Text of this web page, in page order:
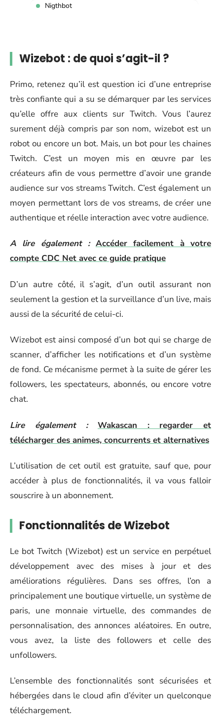
Nigthbot
Wizebot : de quoi s’agit-il ?
Primo, retenez qu’il est question ici d’une entreprise
très confiante qui a su se démarquer par les services
qu’elle offre aux clients sur Twitch. Vous l’aurez
surement déjà compris par son nom, wizebot est un
robot ou encore un bot. Mais, un bot pour les chaines
Twitch. C’est un moyen mis en œuvre par les
créateurs afin de vous permettre d’avoir une grande
audience sur vos streams Twitch. C’est également un
moyen permettant lors de vos streams, de créer une
authentique et réelle interaction avec votre audience.
A lire également : Accéder facilement à votre
compte CDC Net avec ce guide pratique
D’un autre côté, il s’agit, d’un outil assurant non
seulement la gestion et la surveillance d’un live, mais
aussi de la sécurité de celui-ci.
Wizebot est ainsi composé d’un bot qui se charge de
scanner, d’afficher les notifications et d’un système
de fond. Ce mécanisme permet à la suite de gérer les
followers, les spectateurs, abonnés, ou encore votre
chat.
Lire également :
Wakascan : regarder et
télécharger des animes, concurrents et alternatives
L’utilisation de cet outil est gratuite, sauf que, pour
accéder à plus de fonctionnalités, il va vous falloir
souscrire à un abonnement.
Fonctionnalités de Wizebot
Le bot Twitch (Wizebot) est un service en perpétuel
développement avec des mises à jour et des
améliorations régulières. Dans ses offres, l’on a
principalement une boutique virtuelle, un système de
paris, une monnaie virtuelle, des commandes de
personnalisation, des annonces aléatoires. En outre,
vous avez, la liste des followers et celle des
unfollowers.
L’ensemble des fonctionnalités sont sécurisées et
hébergées dans le cloud afin d’éviter un quelconque
téléchargement.